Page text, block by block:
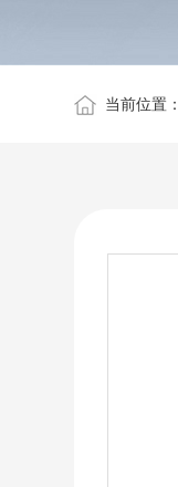
当前位置